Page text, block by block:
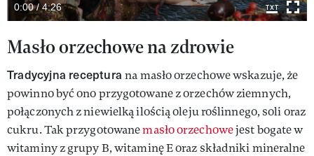
0:00 / 4:26
Masło orzechowe na zdrowie
Tradycyjna recepturana masło orzechowe wskazuje, że
powinno być ono przygotowane z orzechów ziemnych,
połączonych z niewielką ilością oleju roślinnego, soli oraz
cukru. Tak przygotowanemasło orzechowejest bogate w
witaminy z grupy B, witaminę E oraz składniki mineralne